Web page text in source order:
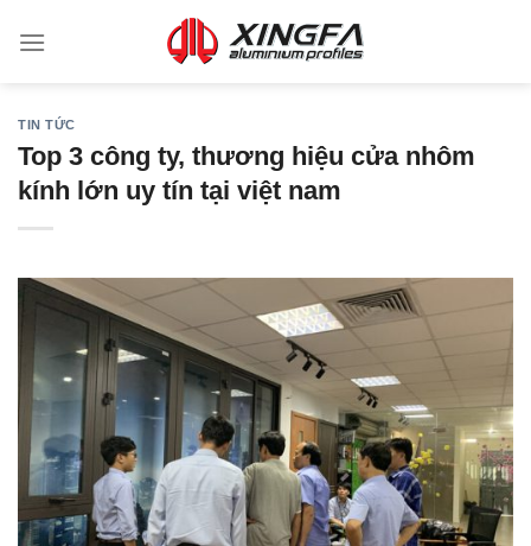
TIN TỨC
Top 3 công ty, thương hiệu cửa nhôm
kính lớn uy tín tại việt nam